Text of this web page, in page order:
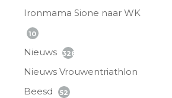
Ironmama Sione naar WK
10
Nieuws 328
Nieuws Vrouwentriathlon
Beesd
52